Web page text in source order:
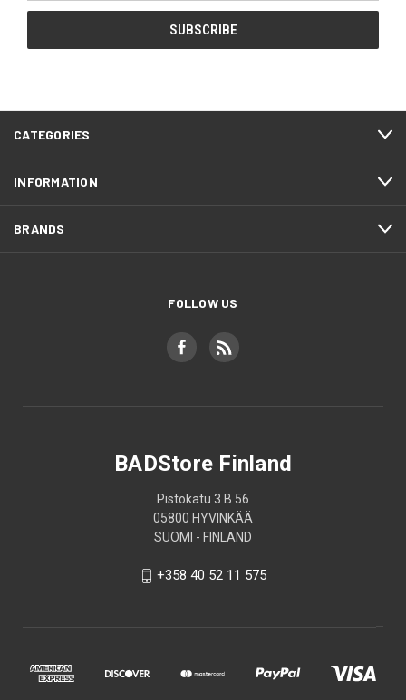
CATEGORIES
INFORMATION
BRANDS
FOLLOW US
BADStore Finland
Pistokatu 3 B 56
05800 HYVINKÄÄ
SUOMI - FINLAND
+358 40 52 11 575